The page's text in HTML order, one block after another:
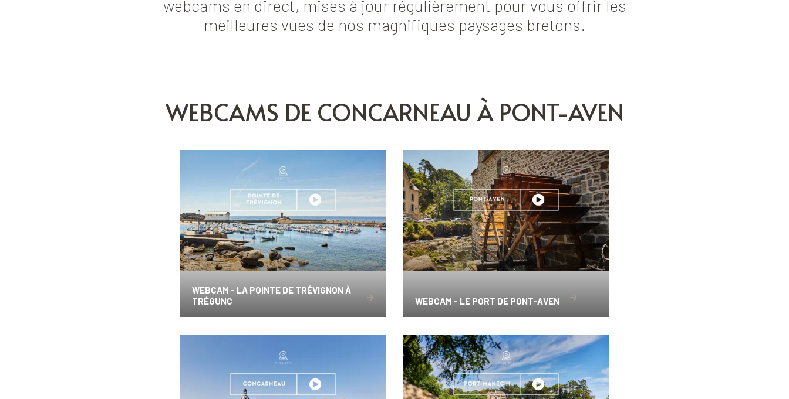
webcams en direct, mises à jour régulièrement pour vous offrir les
meilleures vues de nos magnifiques paysages bretons.
WEBCAMS DE CONCARNEAU À PONT-AVEN
WEBCAM - LA POINTE DE TRÉVIGNON À
TRÉGUNC
WEBCAM - LE PORT DE PONT-AVEN